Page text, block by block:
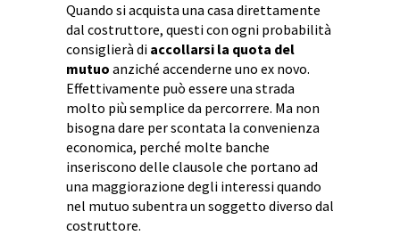
Quando si acquista una casa direttamente
dal costruttore, questi con ogni probabilità
consiglierà di accollarsi la quota del
mutuo anziché accenderne uno ex novo.
Effettivamente può essere una strada
molto più semplice da percorrere. Ma non
bisogna dare per scontata la convenienza
economica, perché molte banche
inseriscono delle clausole che portano ad
una maggiorazione degli interessi quando
nel mutuo subentra un soggetto diverso dal
costruttore.